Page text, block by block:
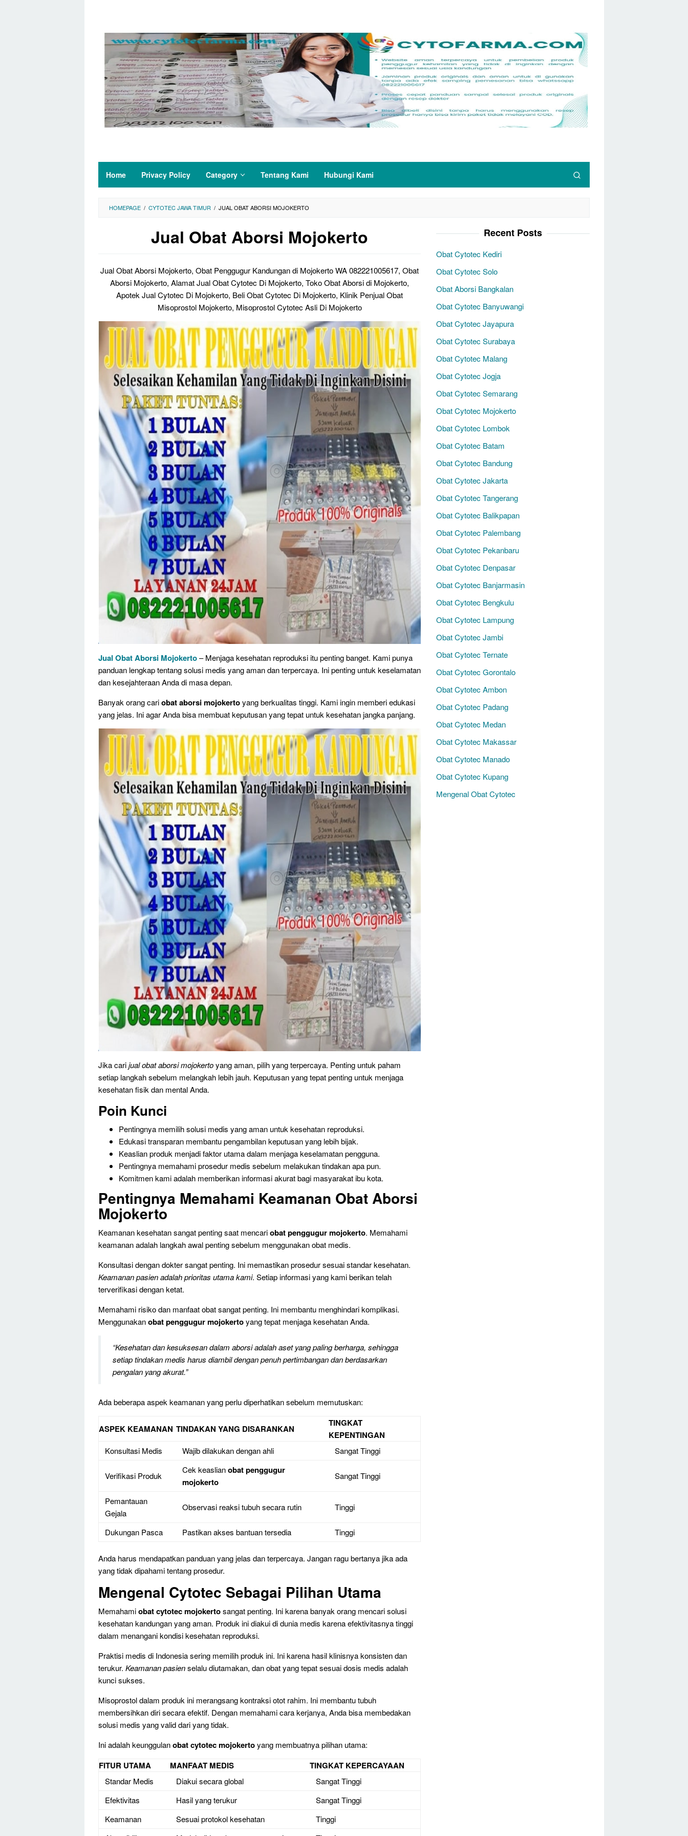
content
Home Privacy Policy Category Tentang Kami Hubungi Kami
HOMEPAGE / CYTOTEC JAWA TIMUR / JUAL OBAT ABORSI MOJOKERTO
Jual Obat Aborsi Mojokerto
Jual Obat Aborsi Mojokerto, Obat Penggugur Kandungan di Mojokerto WA 082221005617, Obat
Aborsi Mojokerto, Alamat Jual Obat Cytotec Di Mojokerto, Toko Obat Aborsi di Mojokerto,
Apotek Jual Cytotec Di Mojokerto, Beli Obat Cytotec Di Mojokerto, Klinik Penjual Obat
Misoprostol Mojokerto, Misoprostol Cytotec Asli Di Mojokerto
Jual Obat Aborsi Mojokerto– Menjaga kesehatan reproduksi itu penting banget. Kami punya
panduan lengkap tentang solusi medis yang aman dan terpercaya. Ini penting untuk keselamatan
dan kesejahteraan Anda di masa depan.
Banyak orang cariobat aborsi mojokertoyang berkualitas tinggi. Kami ingin memberi edukasi
yang jelas. Ini agar Anda bisa membuat keputusan yang tepat untuk kesehatan jangka panjang.
Jika carijual obat aborsi mojokertoyang aman, pilih yang terpercaya. Penting untuk paham
setiap langkah sebelum melangkah lebih jauh. Keputusan yang tepat penting untuk menjaga
kesehatan fisik dan mental Anda.
Poin Kunci
Pentingnya memilih solusi medis yang aman untuk kesehatan reproduksi.
Edukasi transparan membantu pengambilan keputusan yang lebih bijak.
Keaslian produk menjadi faktor utama dalam menjaga keselamatan pengguna.
Pentingnya memahami prosedur medis sebelum melakukan tindakan apa pun.
Komitmen kami adalah memberikan informasi akurat bagi masyarakat ibu kota.
Pentingnya Memahami Keamanan Obat Aborsi
Mojokerto
Keamanan kesehatan sangat penting saat mencariobat penggugur mojokerto. Memahami
keamanan adalah langkah awal penting sebelum menggunakan obat medis.
Konsultasi dengan dokter sangat penting. Ini memastikan prosedur sesuai standar kesehatan.
Keamanan pasien adalah prioritas utama kami. Setiap informasi yang kami berikan telah
terverifikasi dengan ketat.
Memahami risiko dan manfaat obat sangat penting. Ini membantu menghindari komplikasi.
Menggunakanobat penggugur mojokertoyang tepat menjaga kesehatan Anda.
“Kesehatan dan kesuksesan dalam aborsi adalah aset yang paling berharga, sehingga
setiap tindakan medis harus diambil dengan penuh pertimbangan dan berdasarkan
pengalan yang akurat.”
Ada beberapa aspek keamanan yang perlu diperhatikan sebelum memutuskan:
ASPEK KEAMANAN TINDAKAN YANG DISARANKAN
TINGKAT
KEPENTINGAN
Konsultasi Medis Wajib dilakukan dengan ahli Sangat Tinggi
Verifikasi Produk
Cek keaslianobat penggugur
mojokerto
Sangat Tinggi
Pemantauan
Gejala
Observasi reaksi tubuh secara rutin Tinggi
Dukungan Pasca Pastikan akses bantuan tersedia Tinggi
Anda harus mendapatkan panduan yang jelas dan terpercaya. Jangan ragu bertanya jika ada
yang tidak dipahami tentang prosedur.
Mengenal Cytotec Sebagai Pilihan Utama
Memahamiobat cytotec mojokertosangat penting. Ini karena banyak orang mencari solusi
kesehatan kandungan yang aman. Produk ini diakui di dunia medis karena efektivitasnya tinggi
dalam menangani kondisi kesehatan reproduksi.
Praktisi medis di Indonesia sering memilih produk ini. Ini karena hasil klinisnya konsisten dan
terukur. Keamanan pasienselalu diutamakan, dan obat yang tepat sesuai dosis medis adalah
kunci sukses.
Misoprostol dalam produk ini merangsang kontraksi otot rahim. Ini membantu tubuh
membersihkan diri secara efektif. Dengan memahami cara kerjanya, Anda bisa membedakan
solusi medis yang valid dari yang tidak.
Ini adalah keunggulanobat cytotec mojokertoyang membuatnya pilihan utama:
FITUR UTAMA MANFAAT MEDIS TINGKAT KEPERCAYAAN
Standar Medis Diakui secara global
Sangat Tinggi
Efektivitas
Hasil yang terukur
Sangat Tinggi
Keamanan
Sesuai protokol kesehatan
Tinggi
Recent Posts
Obat Cytotec Kediri
Obat Cytotec Solo
Obat Aborsi Bangkalan
Obat Cytotec Banyuwangi
Obat Cytotec Jayapura
Obat Cytotec Surabaya
Obat Cytotec Malang
Obat Cytotec Jogja
Obat Cytotec Semarang
Obat Cytotec Mojokerto
Obat Cytotec Lombok
Obat Cytotec Batam
Obat Cytotec Bandung
Obat Cytotec Jakarta
Obat Cytotec Tangerang
Obat Cytotec Balikpapan
Obat Cytotec Palembang
Obat Cytotec Pekanbaru
Obat Cytotec Denpasar
Obat Cytotec Banjarmasin
Obat Cytotec Bengkulu
Obat Cytotec Lampung
Obat Cytotec Jambi
Obat Cytotec Ternate
Obat Cytotec Gorontalo
Obat Cytotec Ambon
Obat Cytotec Padang
Obat Cytotec Medan
Obat Cytotec Makassar
Obat Cytotec Manado
Obat Cytotec Kupang
Mengenal Obat Cytotec